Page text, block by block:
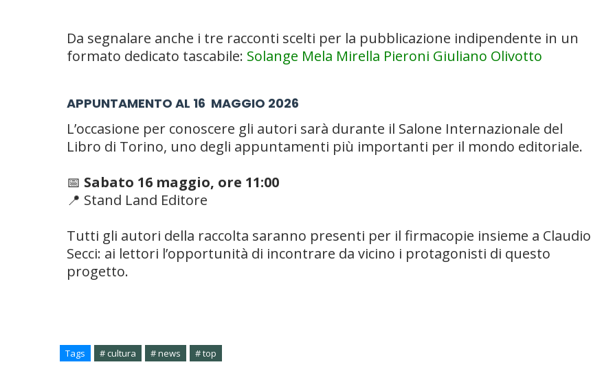
Da segnalare anche i tre racconti scelti per la pubblicazione indipendente in un
formato dedicato tascabile: Solange Mela Mirella Pieroni Giuliano Olivotto
APPUNTAMENTO AL 16 MAGGIO 2026
L’occasione per conoscere gli autori sarà durante il Salone Internazionale del
Libro di Torino, uno degli appuntamenti più importanti per il mondo editoriale.
📅 Sabato 16 maggio, ore 11:00
📍 Stand Land Editore
Tutti gli autori della raccolta saranno presenti per il firmacopie insieme a Claudio
Secci: ai lettori l’opportunità di incontrare da vicino i protagonisti di questo
progetto.
Tags # cultura # news # top